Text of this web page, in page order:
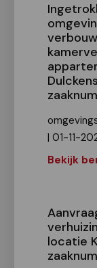
| 01-11-
Bekijk
locatie